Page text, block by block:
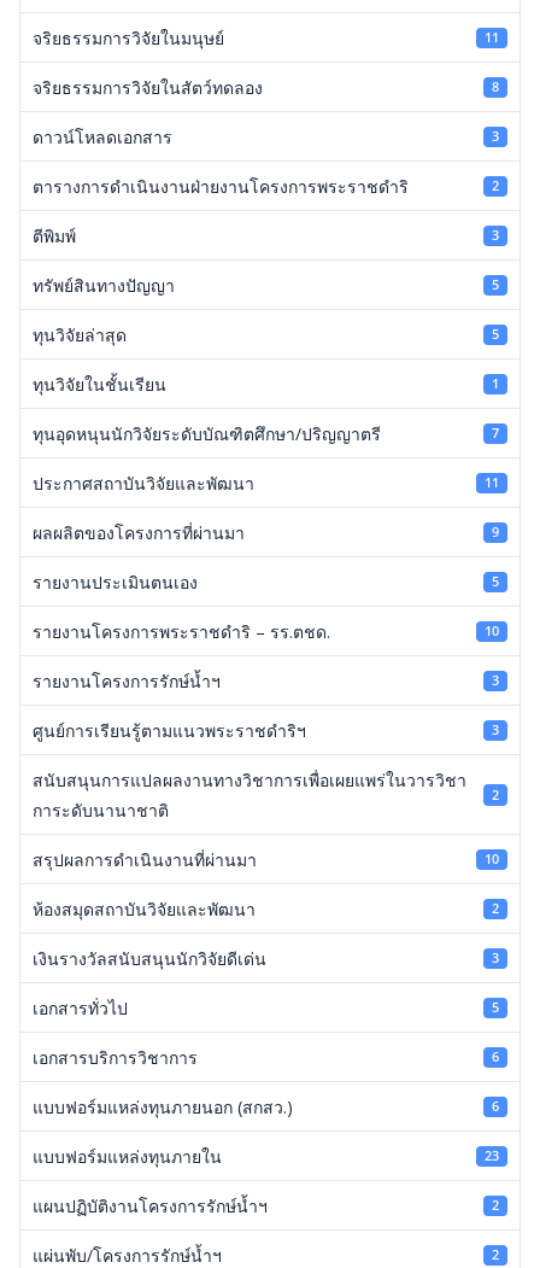
จริยธรรมการวิจัยในมนุษย์ 11
จริยธรรมการวิจัยในสัตว์ทดลอง 8
ดาวน์โหลดเอกสาร 3
ตารางการดำเนินงานฝ่ายงานโครงการพระราชดำริ 2
ตีพิมพ์ 3
ทรัพย์สินทางปัญญา 5
ทุนวิจัยล่าสุด 5
ทุนวิจัยในชั้นเรียน 1
ทุนอุดหนุนนักวิจัยระดับบัณฑิตศึกษา/ปริญญาตรี 7
ประกาศสถาบันวิจัยและพัฒนา 11
ผลผลิตของโครงการที่ผ่านมา 9
รายงานประเมินตนเอง 5
รายงานโครงการพระราชดำริ – รร.ตชด. 10
รายงานโครงการรักษ์น้ำฯ 3
ศูนย์การเรียนรู้ตามแนวพระราชดำริฯ 3
สนับสนุนการแปลผลงานทางวิชาการเพื่อเผยแพร่ในวารวิชา
การะดับนานาชาติ
2
สรุปผลการดำเนินงานที่ผ่านมา 10
ห้องสมุดสถาบันวิจัยและพัฒนา 2
เงินรางวัลสนับสนุนนักวิจัยดีเด่น 3
เอกสารทั่วไป 5
เอกสารบริการวิชาการ 6
แบบฟอร์มแหล่งทุนภายนอก (สกสว.) 6
แบบฟอร์มแหล่งทุนภายใน 23
แผนปฏิบัติงานโครงการรักษ์น้ำฯ 2
แผ่นพับ/โครงการรักษ์น้ำฯ 2